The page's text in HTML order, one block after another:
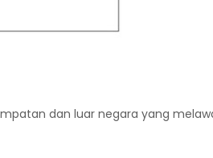
dan luar negara yang